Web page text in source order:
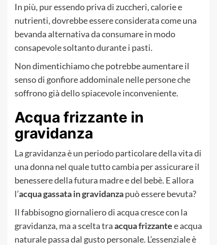
In più, pur essendo priva di zuccheri, calorie e
nutrienti, dovrebbe essere considerata come una
bevanda alternativa da consumare in modo
consapevole soltanto durante i pasti.
Non dimentichiamo che potrebbe aumentare il
senso di gonfiore addominale nelle persone che
soffrono già dello spiacevole inconveniente.
Acqua frizzante in
gravidanza
La gravidanza è un periodo particolare della vita di
una donna nel quale tutto cambia per assicurare il
benessere della futura madre e del bebè. E allora
l’acqua gassata in gravidanzapuò essere bevuta?
Il fabbisogno giornaliero di acqua cresce con la
gravidanza, ma a scelta traacqua frizzantee acqua
naturale passa dal gusto personale. L’essenziale è